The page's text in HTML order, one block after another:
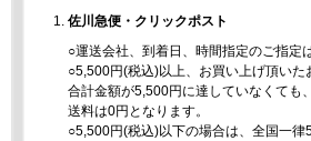
佐川急便・クリックポスト
○運送会社、到着日、時間指定のご指定
○5,500円(税込)以上、お買い上げ頂い
合計金額が5,500円に達していなくても
送料は0円となります。
○5,500円(税込)以下の場合は、全国一